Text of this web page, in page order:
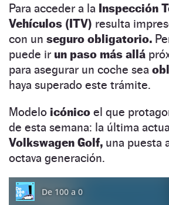
Para acceder a la Inspección
Vehículos (ITV) resulta
con un seguro obligatorio.
puede ir un paso más allá
para asegurar un coche sea
haya superado este trámite.
Modelo icónico el que
de esta semana: la última
Volkswagen Golf, una puesta
octava generación.